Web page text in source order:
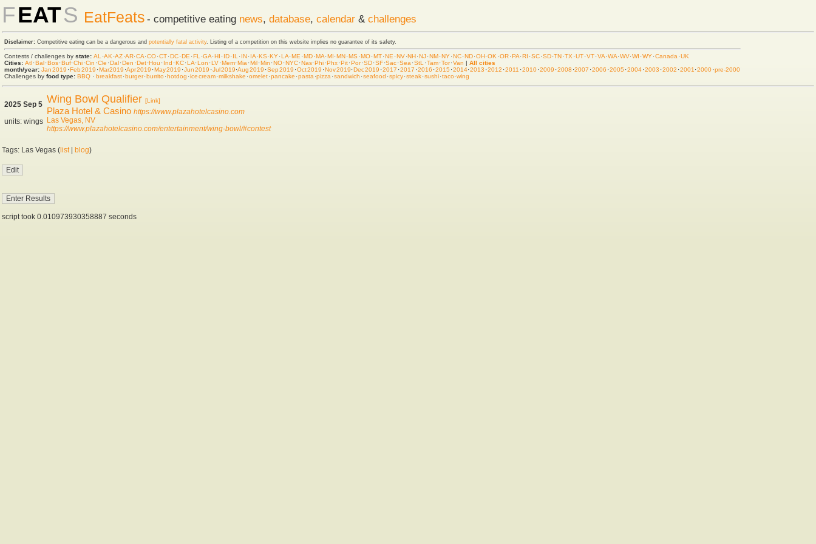
FEATS EatFeats - competitive eating news, database, calendar & challenges
Disclaimer: Competitive eating can be a dangerous and potentially fatal activity. Listing of a competition on this website implies no guarantee of its safety.
Contests / challenges by state: AL ·AK ·AZ·AR·CA·CO·CT·DC·DE ·FL ·GA·HI ·ID·IL ·IN·IA·KS·KY·LA·ME ·MD·MA·MI·MN·MS·MO·MT·NE ·NV·NH·NJ·NM·NY·NC·ND·OH·OK ·OR·PA·RI ·SC·SD·TN·TX ·UT·VT·VA·WA·WV·WI ·WY·Canada ·UK
Cities: Atl·Bal·Bos·Buf·Chi·Cin ·Cle ·Dal·Den ·Det·Hou ·Ind ·KC·LA·Lon ·LV·Mem·Mia ·Mil·Min ·NO·NYC·Nas·Phi·Phx·Pit·Por·SD·SF·Sac·Sea ·StL ·Tam·Tor·Van | All cities
month/year: Jan 2019 ·Feb 2019 ·Mar 2019 ·Apr 2019 ·May 2019 ·Jun 2019 ·Jul 2019·Aug 2019 ·Sep 2019 ·Oct 2019 ·Nov 2019·Dec 2019 ·2017 ·2017 ·2016 ·2015 ·2014·2013 ·2012 ·2011 ·2010·2009 ·2008 ·2007 ·2006 ·2005 ·2004·2003 ·2002 ·2001 ·2000·pre-2000
Challenges by food type: BBQ · breakfast·burger·burrito·hot dog ·ice cream·milkshake ·omelet·pancake ·pasta ·pizza ·sandwich ·seafood ·spicy·steak·sushi·taco·wing
2025 Sep 5
units: wings
Wing Bowl Qualifier [Link]
Plaza Hotel & Casino https://www.plazahotelcasino.com
Las Vegas, NV
https://www.plazahotelcasino.com/entertainment/wing-bowl/#contest
Tags: Las Vegas ( list| blog)
script took 0.010973930358887 seconds